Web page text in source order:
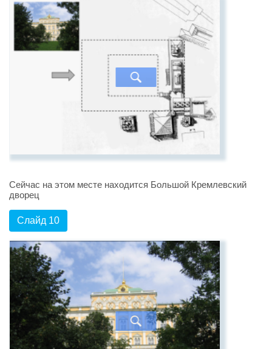
Сейчас на этом месте находится Большой Кремлевский
дворец
Слайд 10